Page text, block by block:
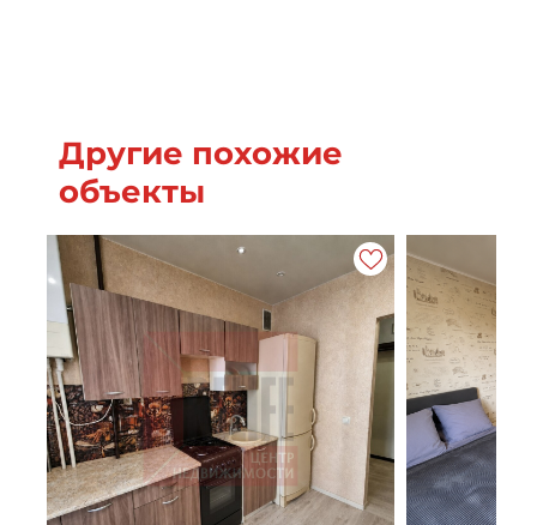
Другие похожие
объекты